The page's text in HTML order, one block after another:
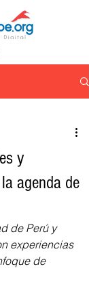
y
agenda de
de Perú y
experiencias
de